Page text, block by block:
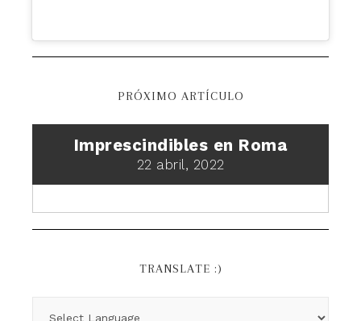
PRÓXIMO ARTÍCULO
Imprescindibles en Roma
22 abril, 2022
TRANSLATE :)